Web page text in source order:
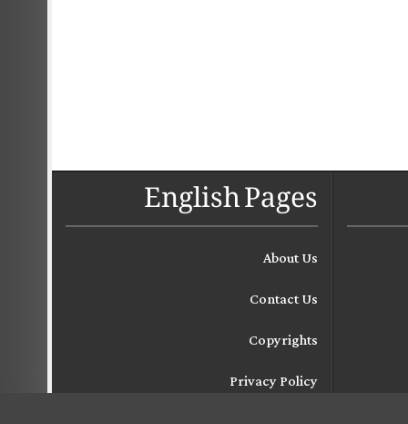
English Pages
About Us
Contact Us
Copyrights
Privacy Policy